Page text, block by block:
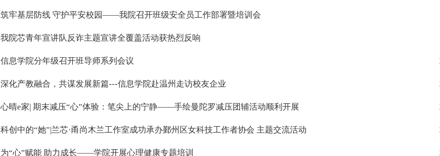
筑牢基层防线 守护平安校园——我院召开班级安全员工作部署暨培训会
我院芯青年宣讲队反诈主题宣讲全覆盖活动获热烈反响
信息学院分年级召开班导师系列会议
深化产教融合，共谋发展新篇---信息学院赴温州走访校友企业
心晴e家| 期末减压“心”体验：笔尖上的宁静——手绘曼陀罗减压团辅活动顺利开展
科创中的“她”|兰芯·甬尚木兰工作室成功承办鄞州区女科技工作者协会 主题交流活动
为“心”赋能 助力成长——学院开展心理健康专题培训